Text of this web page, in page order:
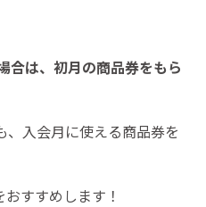
合は、初月の商品券をもら
、入会月に使える商品券を
すすめします！